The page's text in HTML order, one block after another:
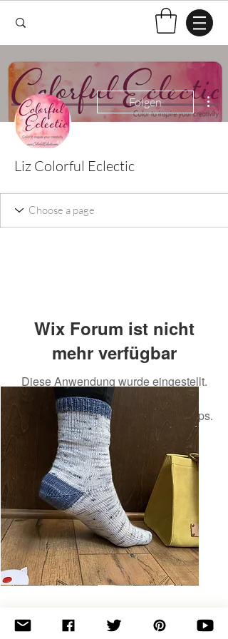
Folgen
Liz Colorful Eclectic
Wix Forum ist nicht
mehr verfügbar
Diese Anwendung wurde eingestellt.
Wenn Sie eine Community-App
benötigen, verwenden Sie Wix Groups.
Basic
Socks